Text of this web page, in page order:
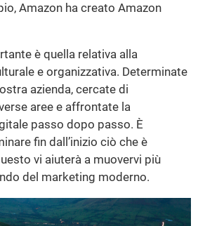
Amazon ha creato Amazon
è quella relativa alla
e organizzativa. Determinate
azienda, cercate di
aree e affrontate la
passo dopo passo. È
fin dall’inizio ciò che è
vi aiuterà a muovervi più
del marketing moderno.